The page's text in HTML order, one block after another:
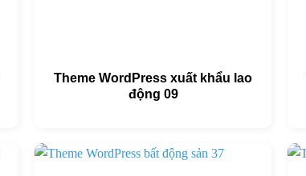
Theme WordPress xuất khẩu lao
động 09